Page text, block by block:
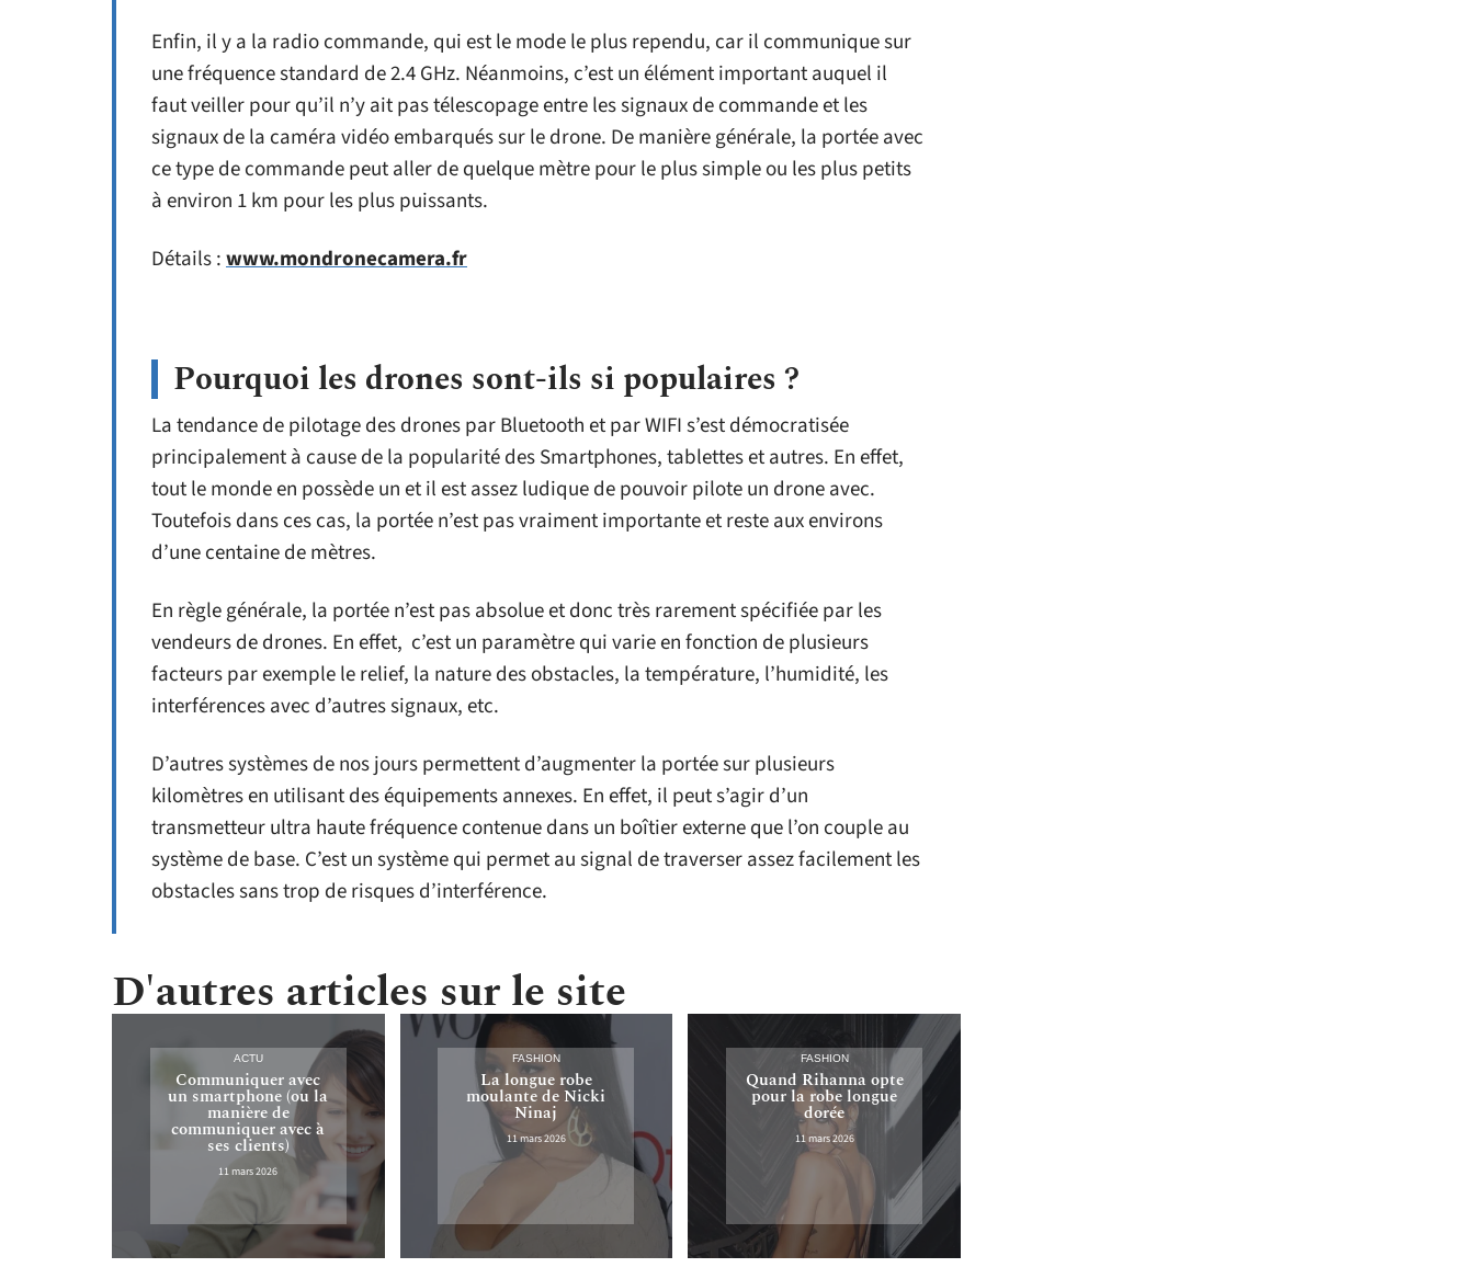
Enfin, il y a la radio commande, qui est le mode le plus rependu, car il communique sur
une fréquence standard de 2.4 GHz. Néanmoins, c’est un élément important auquel il
faut veiller pour qu’il n’y ait pas télescopage entre les signaux de commande et les
signaux de la caméra vidéo embarqués sur le drone. De manière générale, la portée avec
ce type de commande peut aller de quelque mètre pour le plus simple ou les plus petits
à environ 1 km pour les plus puissants.
Détails :www.mondronecamera.fr
Pourquoi les drones sont-ils si populaires ?
La tendance de pilotage des drones par Bluetooth et par WIFI s’est démocratisée
principalement à cause de la popularité des Smartphones, tablettes et autres. En effet,
tout le monde en possède un et il est assez ludique de pouvoir pilote un drone avec.
Toutefois dans ces cas, la portée n’est pas vraiment importante et reste aux environs
d’une centaine de mètres.
En règle générale, la portée n’est pas absolue et donc très rarement spécifiée par les
vendeurs de drones. En effet, c’est un paramètre qui varie en fonction de plusieurs
facteurs par exemple le relief, la nature des obstacles, la température, l’humidité, les
interférences avec d’autres signaux, etc.
D’autres systèmes de nos jours permettent d’augmenter la portée sur plusieurs
kilomètres en utilisant des équipements annexes. En effet, il peut s’agir d’un
transmetteur ultra haute fréquence contenue dans un boîtier externe que l’on couple au
système de base. C’est un système qui permet au signal de traverser assez facilement les
obstacles sans trop de risques d’interférence.
D'autres articles sur le site
ACTU
Communiquer avec
un smartphone (ou la
manière de
communiquer avec à
ses clients)
11 mars 2026
FASHION
La longue robe
moulante de Nicki
Ninaj
11 mars 2026
FASHION
Quand Rihanna opte
pour la robe longue
dorée
11 mars 2026